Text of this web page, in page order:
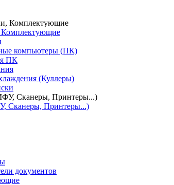
компьютеры (ПК)
ПК
(Куллеры)
Сканеры, Принтеры...)
документов